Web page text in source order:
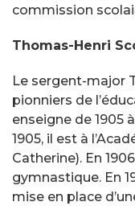
commission
Thomas-Henri
Le sergent-major
pionniers de
enseigne de 1905
1905, il est à
Catherine). En
gymnastique. En
mise en place